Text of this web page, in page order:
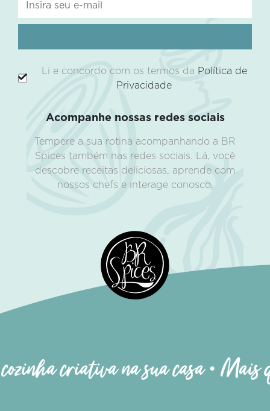
Li e concordo com os termos da Política de
Privacidade
Acompanhe nossas redes sociais
Tempere a sua rotina acompanhando a BR
Spices também nas redes sociais. Lá, você
descobre receitas deliciosas, aprende com
nossos chefs e interage conosco.
criativa na sua casa • Mais que